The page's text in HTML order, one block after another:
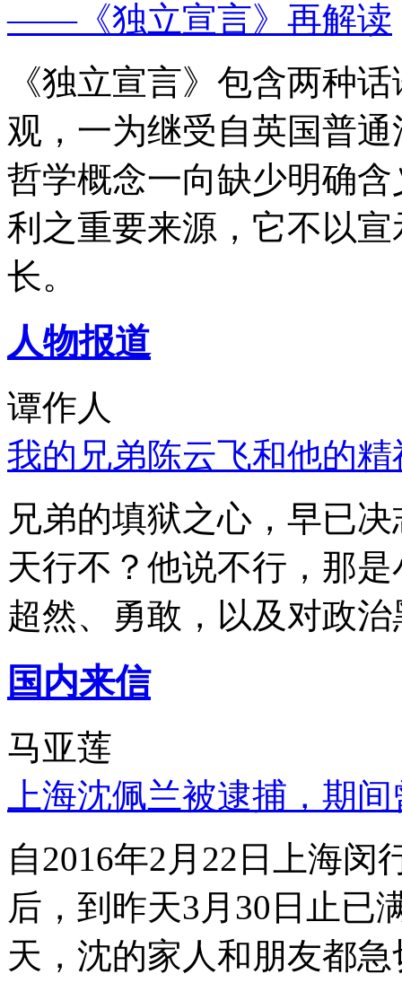
——《独立宣言》再解读
《独立宣言》包含两种
观，一为继受自英国普
哲学概念一向缺少明确
利之重要来源，它不以
长。
人物报道
谭作人
我的兄弟陈云飞和他的
兄弟的填狱之心，早已
天行不？他说不行，那
超然、勇敢，以及对政
国内来信
马亚莲
上海沈佩兰被逮捕，期
自2016年2月22日上海
后，到昨天3月30日止已
天，沈的家人和朋友都